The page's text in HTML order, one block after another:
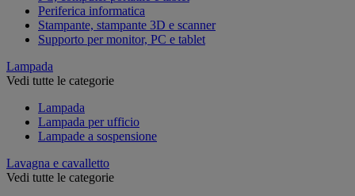
Periferica informatica
Stampante, stampante 3D e scanner
Supporto per monitor, PC e tablet
Lampada
Vedi tutte le categorie
Lampada
Lampada per ufficio
Lampade a sospensione
Lavagna e cavalletto
Vedi tutte le categorie